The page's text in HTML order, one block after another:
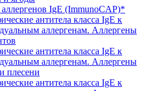
IgE (ImmunoCAP)*
антитела класса IgE к
аллергенам. Аллергены
антитела класса IgE к
аллергенам. Аллергены
плесени
антитела класса IgE к